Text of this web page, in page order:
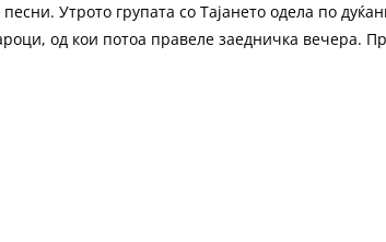
Утрото групата со Тајането одела по
од кои потоа правеле заедничка вечера.